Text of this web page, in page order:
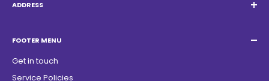
WhatsApp:
ADDRESS
ZIP Code: 13468150
FOOTER MENU
Get in touch
Service Policies